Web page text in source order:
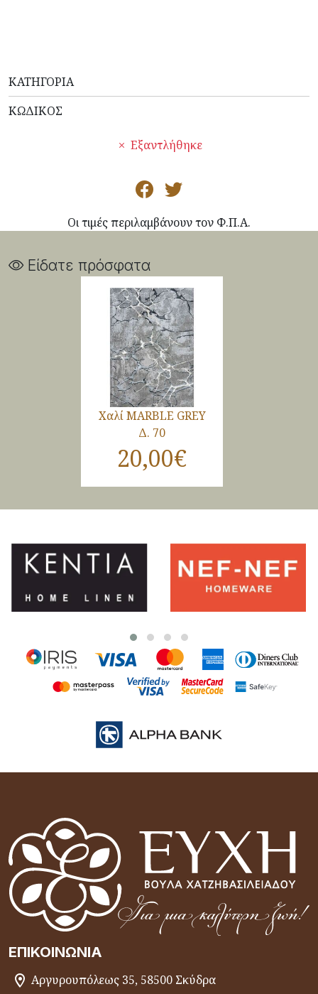
ΚΑΤΗΓΟΡΊΑ
ΚΩΔΙΚΌΣ
Εξαντλήθηκε
Οι τιμές περιλαμβάνουν τον Φ.Π.Α.
Είδατε πρόσφατα
Χαλί MARBLE GREY
Δ. 70
20,00€
ΕΠΙΚΟΙΝΩΝΊΑ
Αργυρουπόλεως 35, 58500 Σκύδρα